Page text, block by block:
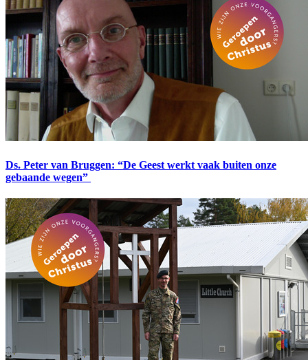
Ds. Peter van Bruggen: “De Geest werkt vaak buiten onze
gebaande wegen”